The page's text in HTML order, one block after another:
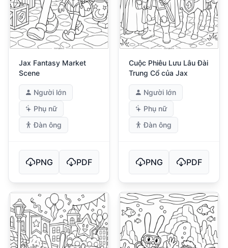
Jax Fantasy Market
Scene
Người lớn
Phụ nữ
Đàn ông
PNG PDF
Cuộc Phiêu Lưu Lâu Đài
Trung Cổ của Jax
Người lớn
Phụ nữ
Đàn ông
PNG PDF